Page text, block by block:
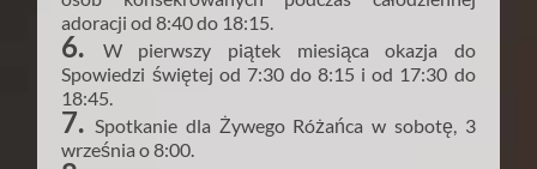
adoracji od 8:40 do 18:15.
6.
W pierwszy piątek miesiąca okazja do
Spowiedzi świętej od 7:30 do 8:15 i od 17:30 do
18:45.
7. Spotkanie dla Żywego Różańca w sobotę, 3
września o 8:00.